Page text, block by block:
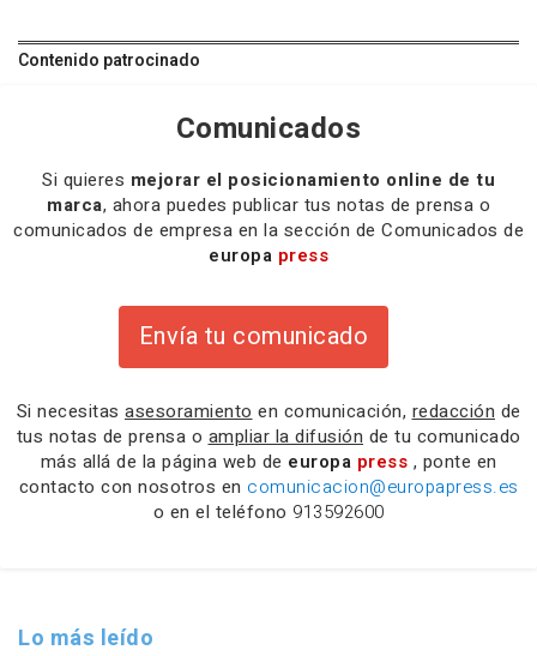
Contenido patrocinado
Comunicados
Si quieres mejorar el posicionamiento online de tu
marca, ahora puedes publicar tus notas de prensa o
comunicados de empresa en la sección de Comunicados de
europa press
Envía tu comunicado
Si necesitas asesoramiento en comunicación, redacción de
tus notas de prensa o ampliar la difusión de tu comunicado
más allá de la página web de europa press , ponte en
contacto con nosotros en comunicacion@europapress.es
o en el teléfono 913592600
Lo más leído